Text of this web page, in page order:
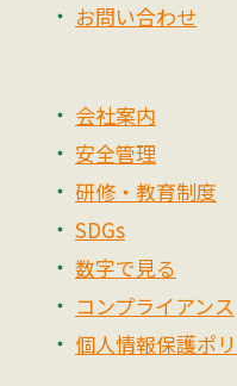
お問い合わせ
会社案内
安全管理
研修・教育制度
SDGs
数字で見る
コンプライアンス
個人情報保護ポ